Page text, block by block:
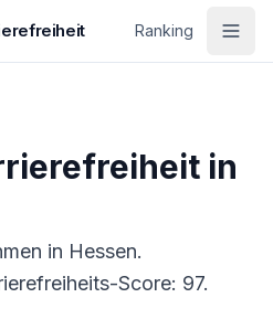
Ranking
in
in Hessen.
Score: 97.